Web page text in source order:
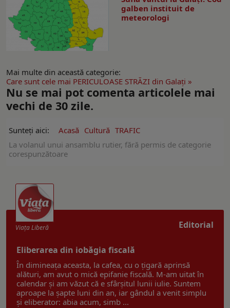
galben instituit de
meteorologi
Mai multe din această categorie:
Care sunt cele mai PERICULOASE STRĂZI din Galaţi »
Nu se mai pot comenta articolele mai
vechi de 30 zile.
Sunteți aici: Acasă Cultură TRAFIC
La volanul unui ansamblu rutier, fără permis de categorie
corespunzătoare
Editorial
Viaţa Liberă
Eliberarea din iobăgia fiscală
În dimineața aceasta, la cafea, cu o țigară aprinsă
alături, am avut o mică epifanie fiscală. M-am uitat în
calendar și am văzut că e sfârșitul lunii iulie. Suntem
aproape la șapte luni din an, iar gândul a venit simplu
și eliberator: abia acum, simb ...